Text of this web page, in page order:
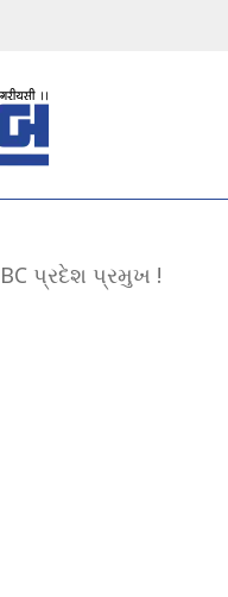
પ્રદેશ પ્રમુખ !